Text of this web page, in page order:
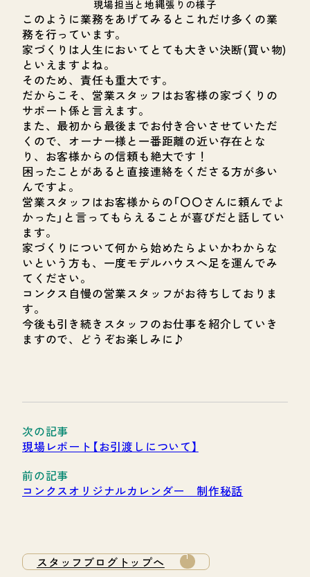
現場担当と地縄張りの様子
このように業務をあげてみるとこれだけ多くの業
務を行っています。
家づくりは人生においてとても大きい決断(買い物)
といえますよね。
そのため、責任も重大です。
だからこそ、営業スタッフはお客様の家づくりの
サポート係と言えます。
また、最初から最後までお付き合いさせていただ
くので、オーナー様と一番距離の近い存在とな
り、お客様からの信頼も絶大です！
困ったことがあると直接連絡をくださる方が多い
んですよ。
営業スタッフはお客様からの「〇〇さんに頼んでよ
かった」と言ってもらえることが喜びだと話してい
ます。
家づくりについて何から始めたらよいかわからな
いという方も、一度モデルハウスへ足を運んでみ
てください。
コンクス自慢の営業スタッフがお待ちしておりま
す。
今後も引き続きスタッフのお仕事を紹介していき
ますので、どうぞお楽しみに♪
現場レポート【お引渡しについて】
コンクスオリジナルカレンダー 制作秘話
スタッフブログトップへ